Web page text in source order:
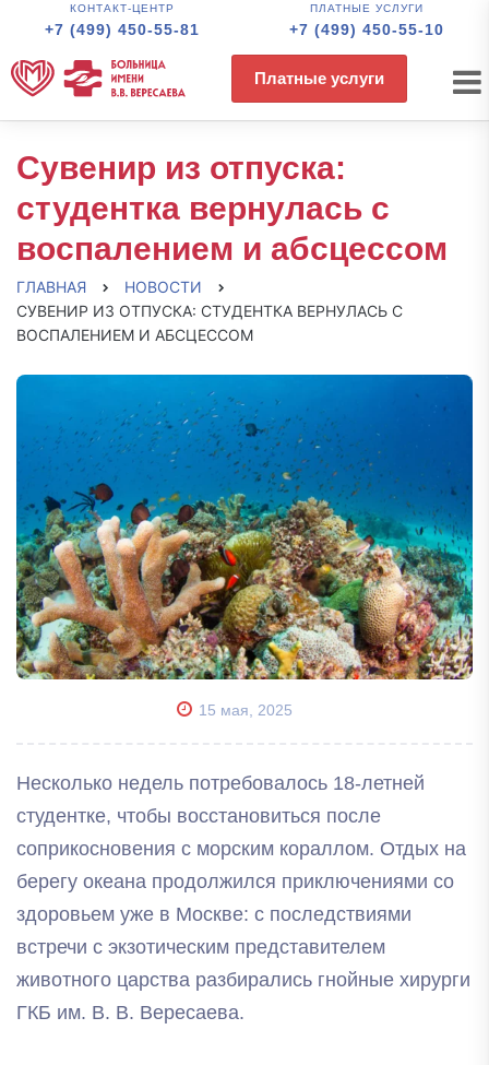
КОНТАКТ-ЦЕНТР
+7 (499) 450-55-81
ПЛАТНЫЕ УСЛУГИ
+7 (499) 450-55-10
Платные услуги
Сувенир из отпуска:
студентка вернулась с
воспалением и абсцессом
ГЛАВНАЯ
НОВОСТИ
СУВЕНИР ИЗ ОТПУСКА: СТУДЕНТКА ВЕРНУЛАСЬ С
ВОСПАЛЕНИЕМ И АБСЦЕССОМ
15 мая, 2025
Несколько недель потребовалось 18-летней
студентке, чтобы восстановиться после
соприкосновения с морским кораллом. Отдых на
берегу океана продолжился приключениями со
здоровьем уже в Москве: с последствиями
встречи с экзотическим представителем
животного царства разбирались гнойные хирурги
ГКБ им. В. В. Вересаева.